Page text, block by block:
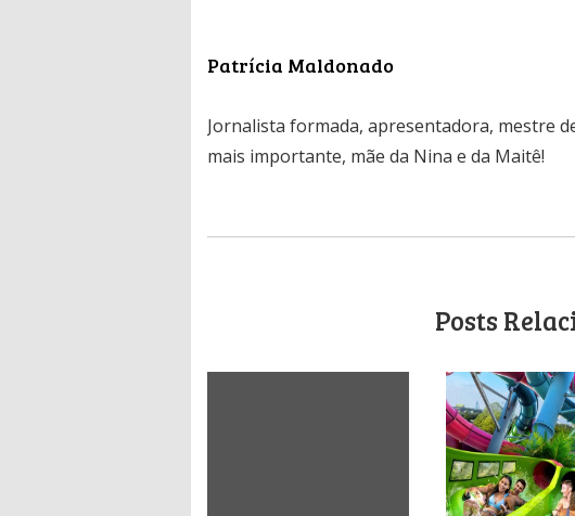
Patrícia Maldonado
Jornalista formada, apresentadora, mestre
mais importante, mãe da Nina e da Maitê!
Posts